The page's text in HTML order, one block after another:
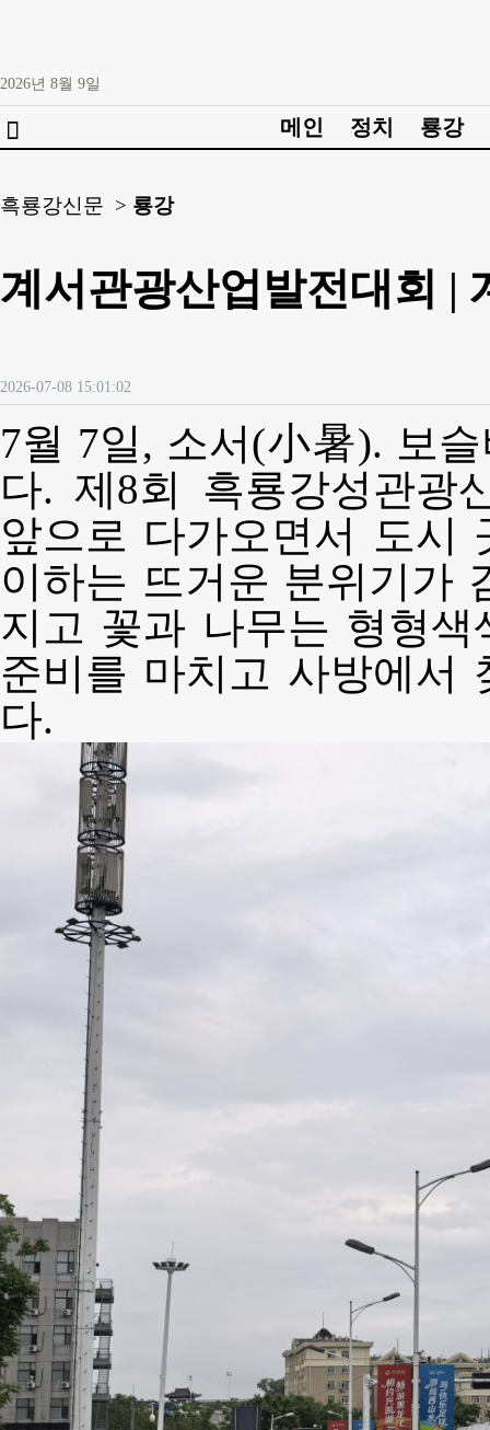
2026년 8월 9일
 메인 정치 룡강
흑룡강신문 > 룡강
계서관광산업발전대회 |
2026-07-08 15:01:02
7월 7일, 소서(小暑). 보
다. 제8회 흑룡강성관광
앞으로 다가오면서 도시
이하는 뜨거운 분위기가
지고 꽃과 나무는 형형
준비를 마치고 사방에서
다.